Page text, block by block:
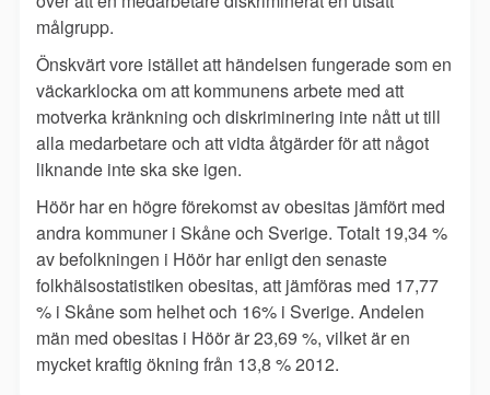
målgrupp.
Önskvärt vore istället att händelsen fungerade som en
väckarklocka om att kommunens arbete med att
motverka kränkning och diskriminering inte nått ut till
alla medarbetare och att vidta åtgärder för att något
liknande inte ska ske igen.
Höör har en högre förekomst av obesitas jämfört med
andra kommuner i Skåne och Sverige. Totalt 19,34 %
av befolkningen i Höör har enligt den senaste
folkhälsostatistiken obesitas, att jämföras med 17,77
% i Skåne som helhet och 16% i Sverige. Andelen
män med obesitas i Höör är 23,69 %, vilket är en
mycket kraftig ökning från 13,8 % 2012.